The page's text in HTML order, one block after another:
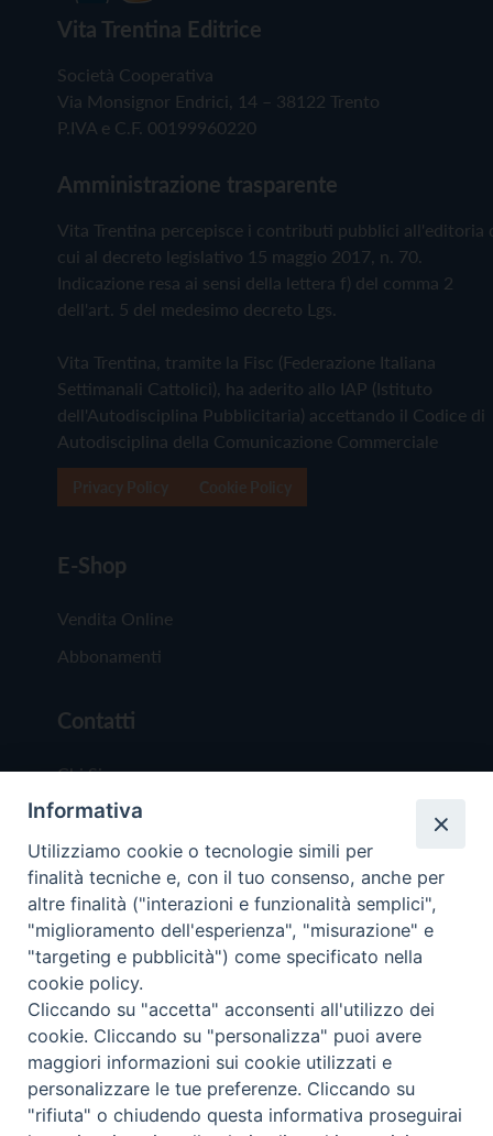
Vita Trentina Editrice
Società Cooperativa
Via Monsignor Endrici, 14 – 38122 Trento
P.IVA e C.F. 00199960220
Amministrazione trasparente
Vita Trentina percepisce i contributi pubblici all'editoria
cui al decreto legislativo 15 maggio 2017, n. 70.
Indicazione resa ai sensi della lettera f) del comma 2
dell'art. 5 del medesimo decreto Lgs.
Vita Trentina, tramite la Fisc (Federazione Italiana
Settimanali Cattolici), ha aderito allo IAP (Istituto
dell'Autodisciplina Pubblicitaria) accettando il Codice di
Autodisciplina della Comunicazione Commerciale
E-Shop
Vendita Online
Abbonamenti
Contatti
Chi Siamo
Redazione
Scrivici
Copyright © 2019 - Tutti i diritti riservati - Vita
Trentina Editrice
Privacy Policy
Torna
Informativa
Utilizziamo cookie o tecnologie simili per
finalità tecniche e, con il tuo consenso, anche per
altre finalità ("interazioni e funzionalità semplici",
"miglioramento dell'esperienza", "misurazione" e
"targeting e pubblicità") come specificato nella
cookie policy.
Cliccando su "accetta" acconsenti all'utilizzo dei
cookie. Cliccando su "personalizza" puoi avere
maggiori informazioni sui cookie utilizzati e
personalizzare le tue preferenze. Cliccando su
"rifiuta" o chiudendo questa informativa proseguirai